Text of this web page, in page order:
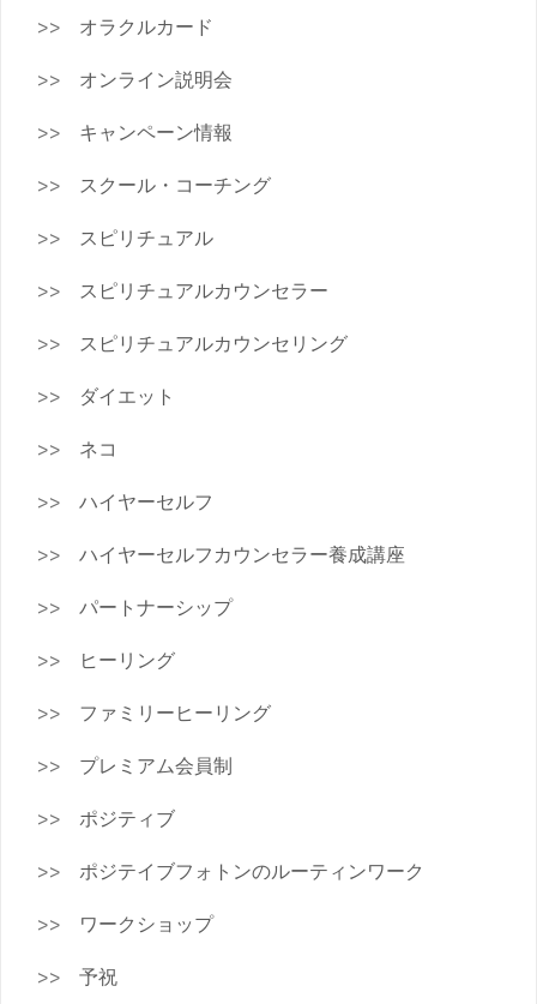
オラクルカード
オンライン説明会
キャンペーン情報
スクール・コーチング
スピリチュアル
スピリチュアルカウンセラー
スピリチュアルカウンセリング
ダイエット
ネコ
ハイヤーセルフ
ハイヤーセルフカウンセラー養成講座
パートナーシップ
ヒーリング
ファミリーヒーリング
プレミアム会員制
ポジティブ
ポジテイブフォトンのルーティンワーク
ワークショップ
予祝